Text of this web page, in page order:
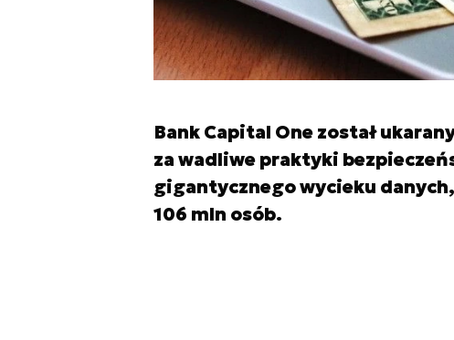
Bank Capital One został
za wadliwe praktyki
gigantycznego wycieku
106 mln osób.